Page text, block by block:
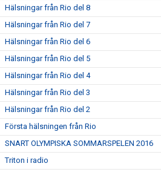
Hälsningar från Rio del 8
Hälsningar från Rio del 7
Hälsningar från Rio del 6
Hälsningar från Rio del 5
Hälsningar från Rio del 4
Hälsningar från Rio del 3
Hälsningar från Rio del 2
Första hälsningen från Rio
SNART OLYMPISKA SOMMARSPELEN 2016
Triton i radio